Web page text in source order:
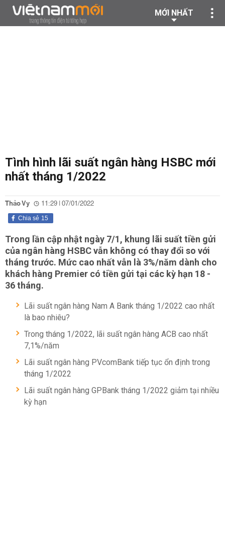
MỚI NHẤT
Tình hình lãi suất ngân hàng HSBC mới
nhất tháng 1/2022
Thảo Vy 11:29 | 07/01/2022
15
Chia sẻ
Trong lần cập nhật ngày 7/1, khung lãi suất tiền gửi
của ngân hàng HSBC vẫn không có thay đổi so với
tháng trước. Mức cao nhất vẫn là 3%/năm dành cho
khách hàng Premier có tiền gửi tại các kỳ hạn 18 -
36 tháng.
Lãi suất ngân hàng Nam A Bank tháng 1/2022 cao nhất
là bao nhiêu?
Trong tháng 1/2022, lãi suất ngân hàng ACB cao nhất
7,1%/năm
Lãi suất ngân hàng PVcomBank tiếp tục ổn định trong
tháng 1/2022
Lãi suất ngân hàng GPBank tháng 1/2022 giảm tại nhiều
kỳ hạn